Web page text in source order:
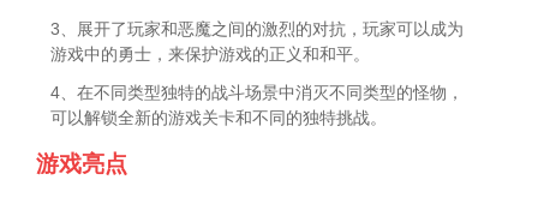
3、展开了玩家和恶魔之间的激烈的对抗，玩家可以成为
游戏中的勇士，来保护游戏的正义和和平。
4、在不同类型独特的战斗场景中消灭不同类型的怪物，
可以解锁全新的游戏关卡和不同的独特挑战。
游戏亮点